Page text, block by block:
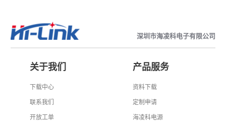
深圳市海凌科电子有限公司
关于我们
下载中心
联系我们
开放工单
产品服务
资料下载
定制申请
海凌科电源